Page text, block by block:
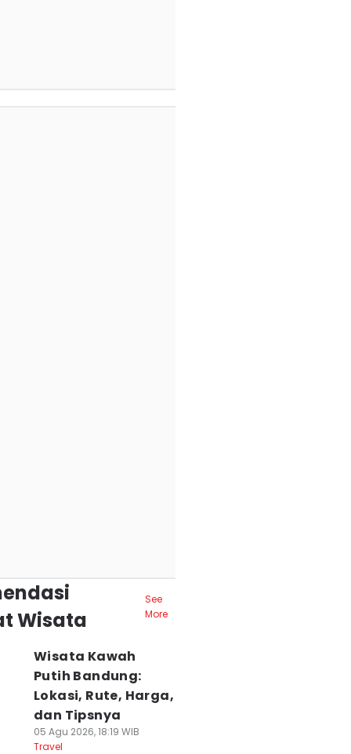
Wisata
See
More
Wisata Kawah
Putih Bandung:
Lokasi, Rute, Harga,
dan Tipsnya
05 Agu 2026, 18:19 WIB
Travel